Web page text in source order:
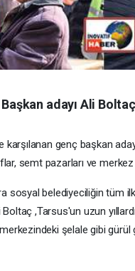
adayı Ali
genç başkan
semt pazarları ve
sosyal belediyeciliğin tüm
,Tarsus'un uzun
şelale gibi gürül